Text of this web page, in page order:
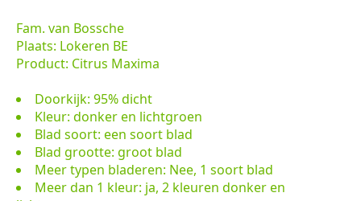
Fam. van Bossche
Plaats: Lokeren BE
Product: Citrus Maxima
Doorkijk: 95% dicht
Kleur: donker en lichtgroen
Blad soort: een soort blad
Blad grootte: groot blad
Meer typen bladeren: Nee, 1 soort blad
Meer dan 1 kleur: ja, 2 kleuren donker en